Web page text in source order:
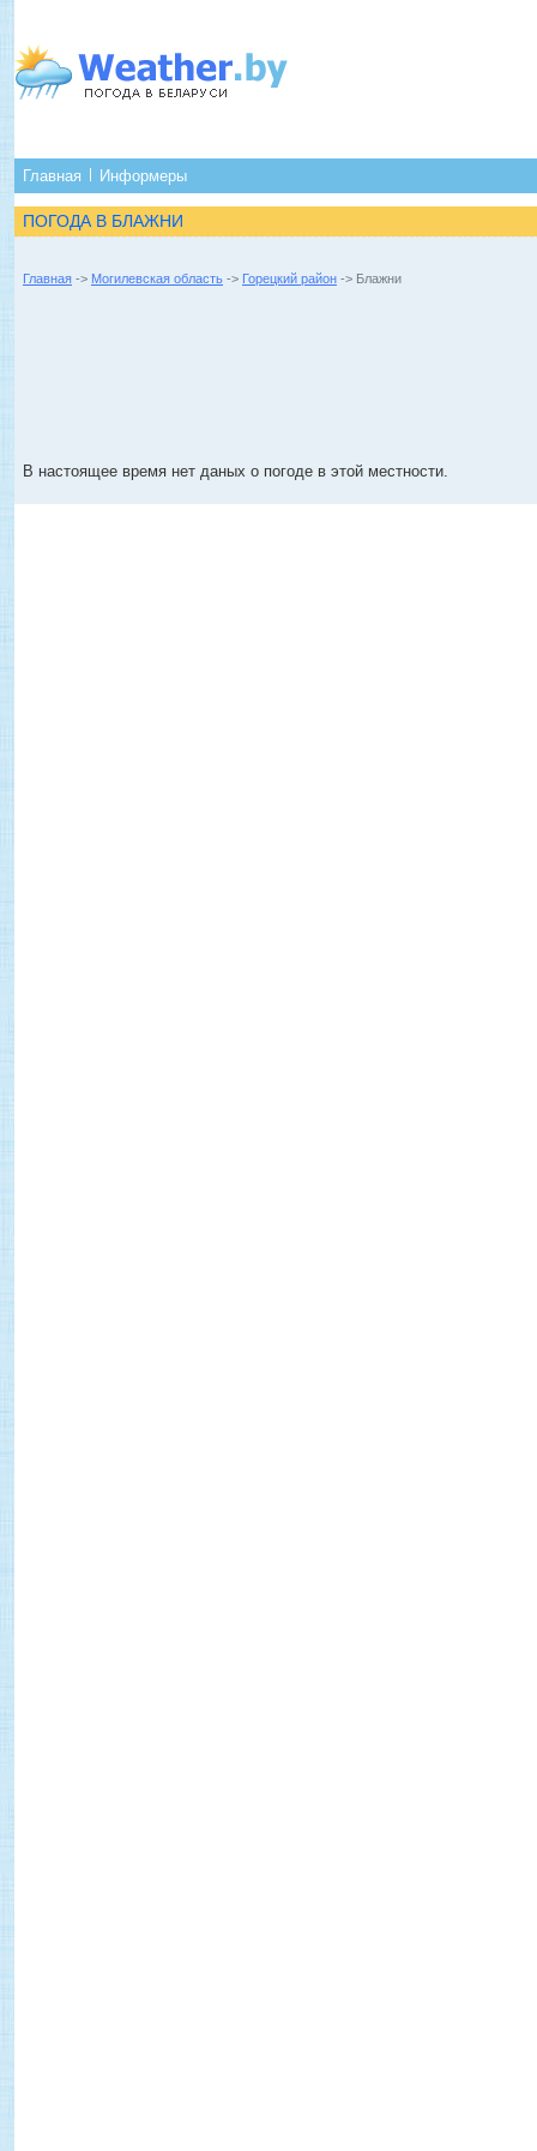
Главная Информеры
ПОГОДА В БЛАЖНИ
Главная -> Могилевская область -> Горецкий район -> Блажни
В настоящее время нет даных о погоде в этой местности.